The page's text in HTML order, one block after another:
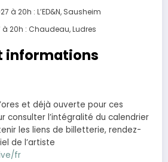
à 20h : L’ED&N, Sausheim
à 20h : Chaudeau, Ludres
informations
et déjà ouverte pour ces
consulter l’intégralité du calendrier
les liens de billetterie, rendez-
de l’artiste
fr